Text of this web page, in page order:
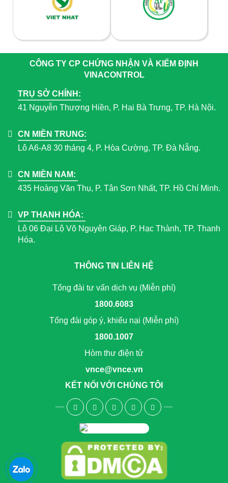
CÔNG TY CP CHỨNG NHẬN VÀ KIỂM ĐỊNH
VINACONTROL
TRỤ SỞ CHÍNH:
41 Nguyễn Thượng Hiền, P. Hai Bà Trưng, TP. Hà Nội.
CN MIỀN TRUNG:
Lô A6-A8 30 tháng 4, P. Hòa Cường, TP. Đà Nẵng.
CN MIỀN NAM:
435 Hoàng Văn Thụ, P. Tân Sơn Nhất, TP. Hồ Chí Minh.
VP THANH HÓA:
Lô 06 Đại Lộ Võ Nguyên Giáp, P. Hạc Thành, TP. Thanh
Hóa.
THÔNG TIN LIÊN HỆ
Tổng đài tư vấn dịch vụ (Miễn phí)
1800.6083
Tổng đài góp ý, khiếu nại (Miễn phí)
1800.1007
Hòm thư điện tử
vnce@vnce.vn
KẾT NỐI VỚI CHÚNG TÔI